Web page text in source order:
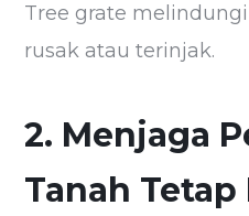
Tree grate
rusak atau terinjak.
2. Menjaga
Tanah Tetap